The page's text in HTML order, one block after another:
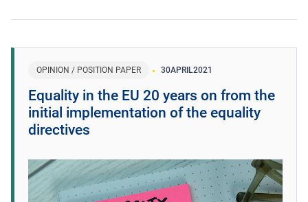
OPINION / POSITION PAPER 30APRIL2021
Equality in the EU 20 years on from the
initial implementation of the equality
directives